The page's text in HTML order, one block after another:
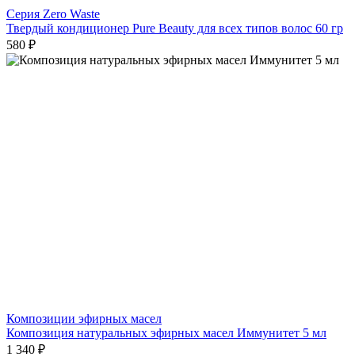
Серия Zero Waste
Твердый кондиционер Pure Beauty для всех типов волос 60 гр
580 ₽
Композиции эфирных масел
Композиция натуральных эфирных масел Иммунитет 5 мл
1 340 ₽